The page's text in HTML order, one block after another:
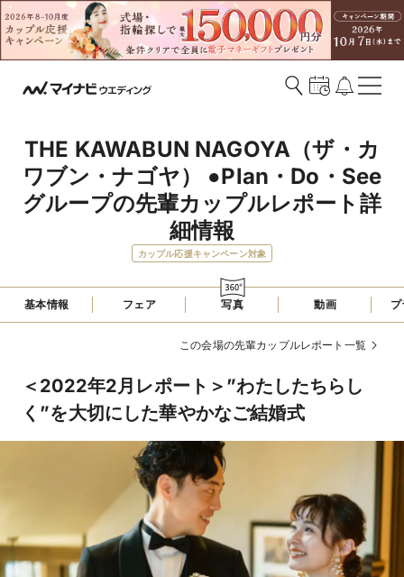
THE KAWABUN NAGOYA（ザ・カ
ワブン・ナゴヤ） ●Plan・Do・See
グループの先輩カップルレポート詳
細情報
カップル応援キャンペーン対象
基本情報 フェア 写真 動画
この会場の先輩カップルレポート一覧
＜2022年2月レポート＞”わたしたちらし
く”を大切にした華やかなご結婚式